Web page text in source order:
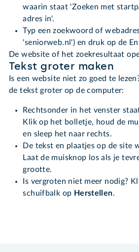
waarin staat 'Zoeken met
adres in'.
Typ een zoekwoord of
'seniorweb.nl') en druk op de
De website of het zoekresultaat
Tekst groter maken
Is een website niet zo goed te
de tekst groter op de computer:
Rechtsonder in het venster
Klik op het bolletje, houd de
en sleep het naar rechts.
De tekst en plaatjes op de site
Laat de muisknop los als je
grootte.
Is vergroten niet meer nodig?
schuifbalk op Herstellen.